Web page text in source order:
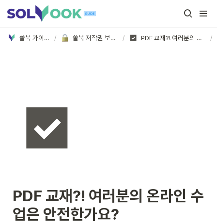
쏠북 가이드 홈 / 쏠북 저작권 보호센터 / PDF 교재?! 여러분의 온라인 수업은 안전한가요? /
PDF 교재?! 여러분의 온라인 수
업은 안전한가요?